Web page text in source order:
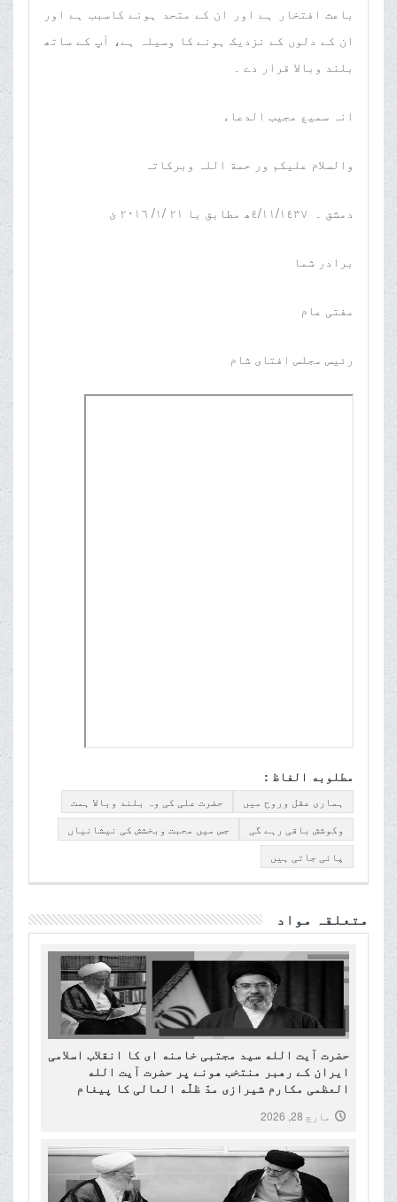
باعث افتخار ہے اور ان کے متحد ہونے کاسبب ہے اور
ان کے دلوں کے نزدیک ہونے کا وسیلہ ہے، آپ کے ساتھ
بلند وبالا قرار دے ۔
انہ سمیع مجیب الدعاء
والسلام علیکم ور حمة اللہ وبرکاتہ
دمشق ۔ ٤/١١/١٤٣٧ھ مطابق با ٢١ /١/ ٢٠١٦ ئ
برادر شما
مفتی عام
رئیس مجلس افتای شام
مطلوبه الفاظ :
ہماری عقل وروح میں
حضرت علی کی وہ بلند وبالا ہمت
وکوشش باقی رہے گی
جس میں محبت وبخشش کی نیشانیاں
پائی جاتی ہیں
متعلقہ مواد
حضرت آیت الله سید مجتبی خامنه ای کا انقلاب اسلامی
ایران کے رهبر منتخب هونے پر حضرت آیت الله
العظمی مکارم شیرازی مدّ ظلّه العالی کا پیغام
مارچ 28, 2026